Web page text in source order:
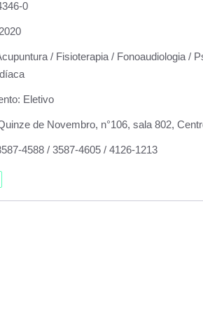
0
/ Fisioterapia / Fonoaudiologia /
Eletivo
de Novembro, n°106, sala 802,
4588 / 3587-4605 / 4126-1213